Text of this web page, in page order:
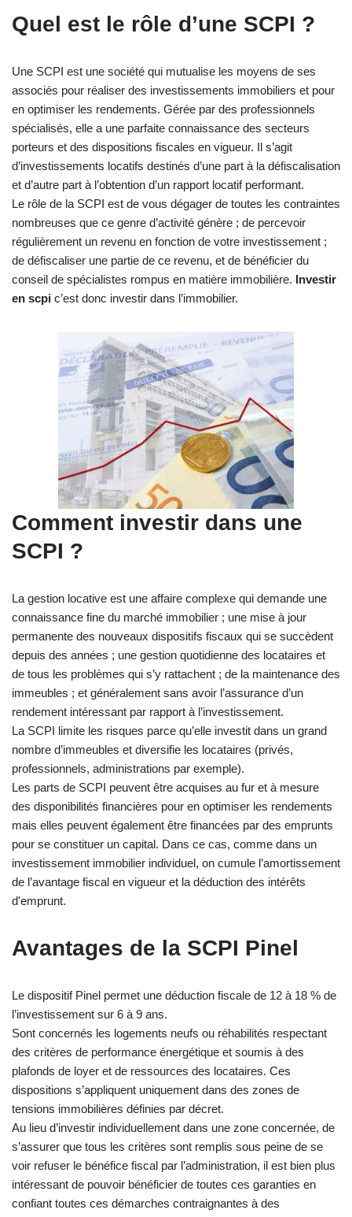
Quel est le rôle d’une SCPI ?
Une SCPI est une société qui mutualise les moyens de ses
associés pour réaliser des investissements immobiliers et pour
en optimiser les rendements. Gérée par des professionnels
spécialisés, elle a une parfaite connaissance des secteurs
porteurs et des dispositions fiscales en vigueur. Il s’agit
d’investissements locatifs destinés d’une part à la défiscalisation
et d’autre part à l’obtention d’un rapport locatif performant.
Le rôle de la SCPI est de vous dégager de toutes les contraintes
nombreuses que ce genre d’activité génère ; de percevoir
régulièrement un revenu en fonction de votre investissement ;
de défiscaliser une partie de ce revenu, et de bénéficier du
conseil de spécialistes rompus en matière immobilière. Investir
en scpi c’est donc investir dans l’immobilier.
Comment investir dans une
SCPI ?
La gestion locative est une affaire complexe qui demande une
connaissance fine du marché immobilier ; une mise à jour
permanente des nouveaux dispositifs fiscaux qui se succèdent
depuis des années ; une gestion quotidienne des locataires et
de tous les problèmes qui s’y rattachent ; de la maintenance des
immeubles ; et généralement sans avoir l’assurance d’un
rendement intéressant par rapport à l’investissement.
La SCPI limite les risques parce qu’elle investit dans un grand
nombre d’immeubles et diversifie les locataires (privés,
professionnels, administrations par exemple).
Les parts de SCPI peuvent être acquises au fur et à mesure
des disponibilités financières pour en optimiser les rendements
mais elles peuvent également être financées par des emprunts
pour se constituer un capital. Dans ce cas, comme dans un
investissement immobilier individuel, on cumule l’amortissement
de l’avantage fiscal en vigueur et la déduction des intérêts
d'emprunt.
Avantages de la SCPI Pinel
Le dispositif Pinel permet une déduction fiscale de 12 à 18 % de
l’investissement sur 6 à 9 ans.
Sont concernés les logements neufs ou réhabilités respectant
des critères de performance énergétique et soumis à des
plafonds de loyer et de ressources des locataires. Ces
dispositions s’appliquent uniquement dans des zones de
tensions immobilières définies par décret.
Au lieu d’investir individuellement dans une zone concernée, de
s’assurer que tous les critères sont remplis sous peine de se
voir refuser le bénéfice fiscal par l’administration, il est bien plus
intéressant de pouvoir bénéficier de toutes ces garanties en
confiant toutes ces démarches contraignantes à des